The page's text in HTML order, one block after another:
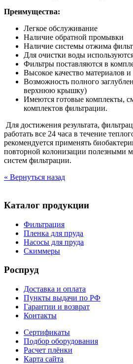
Преимущества:
Легкое обслуживание
Наличие обратной промывки
Наличие системы отжима
Для очистки воды
Фильтры поставляются в
Высокое качество материалов
Возможность полного
верхнюю крышку)
Имеются готовые комплекты,
комплектов фильтрации.
Для достижения результата,
работать все 24 часа в течение
рекомендуется применять
повторной колонизации полезными
систем фильтрации.
« Вернуться назад
Каталог продукции
Фильтрация
Пленка для пруда
Насосы для пруда
Скиммеры
Роспруд
Доставка и оплата
Пункты выдачи по РФ
Гарантии и возврат
Контакты
Сертификаты
Подбор оборудования
Расчет плёнки
Карта сайта